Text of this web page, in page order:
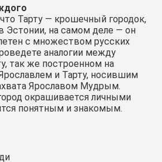
Тарту — крошечный городок,
Эстонии, на самом деле — он
с множеством русских
аналогии между
так же построенном на
и Тарту, носившим
Ярославом Мудрым.
окрашивается личными
понятным и знакомым.